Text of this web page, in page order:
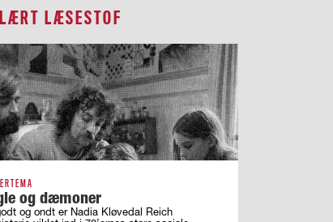
LÆSESTOF
og dæmoner
og ondt er Nadia Kløvedal Reich